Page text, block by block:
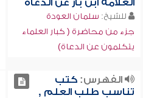
العلامة ابن باز عن الدعاة
للشيخ: سلمان العودة
جزء من محاضرة ( كبار العلماء
يتكلمون عن الدعاة)
الفهرس:كتب
تناسب طلب العلم ,